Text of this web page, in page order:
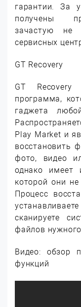
гарантии. За
получены
зачастую не
сервисных
GT Recovery
GT Recovery
программа,
гаджета
Play Market и
восстановить
фото, видео
однако имеет
которой они
Процесс
сканируете
файлов
Видео: обзор
функций